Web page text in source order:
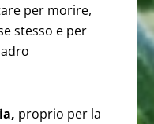
per morire,
stesso e per
proprio per la